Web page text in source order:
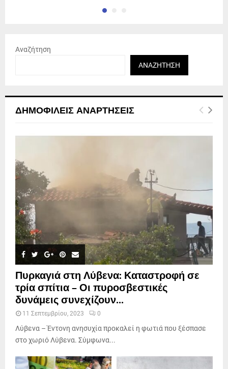
Αναζήτηση
ΑΝΑΖΉΤΗΣΗ
ΔΗΜΟΦΙΛΕΊΣ ΑΝΑΡΤΉΣΕΙΣ
Πυρκαγιά στη Λύβενα: Καταστροφή σε
τρία σπίτια – Οι πυροσβεστικές
δυνάμεις συνεχίζουν...
11 Σεπτεμβρίου, 2023 0
Λύβενα – Έντονη ανησυχία προκαλεί η φωτιά που ξέσπασε
στο χωριό Λύβενα. Σύμφωνα...